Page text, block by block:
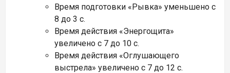
Время подготовки «Рывка» уменьшено с
8 до 3 с.
Время действия «Энергощита»
увеличено с 7 до 10 с.
Время действия «Оглушающего
выстрела» увеличено с 7 до 12 с.